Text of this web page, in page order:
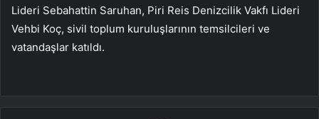
Lideri Sebahattin Saruhan, Piri Reis Denizcilik Vakfı Lideri
Vehbi Koç, sivil toplum kuruluşlarının temsilcileri ve
vatandaşlar katıldı.